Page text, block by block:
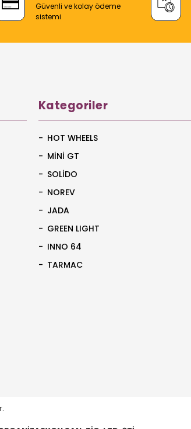
Güvenli ve kolay ödeme
sistemi
Kategoriler
HOT WHEELS
MİNİ GT
SOLİDO
NOREV
JADA
GREEN LIGHT
INNO 64
TARMAC